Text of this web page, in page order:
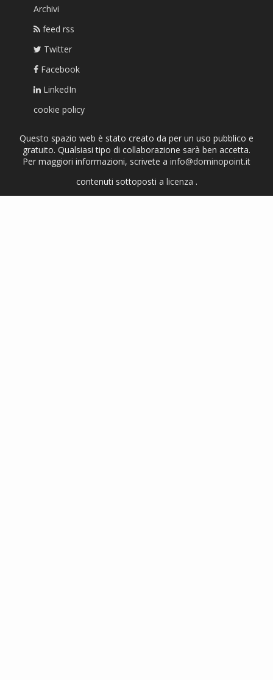
Archivi
feed rss
Twitter
Facebook
LinkedIn
cookie policy
Questo spazio web è stato creato da per un uso pubblico e
gratuito. Qualsiasi tipo di collaborazione sarà ben accetta.
Per maggiori informazioni, scrivete a info@dominopoint.it
contenuti sottoposti a licenza .